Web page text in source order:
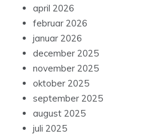
april 2026
februar 2026
januar 2026
december 2025
november 2025
oktober 2025
september 2025
august 2025
juli 2025